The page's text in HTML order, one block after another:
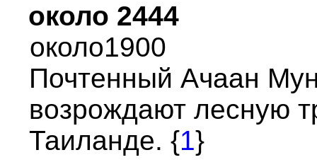
около 2444
около1900
Почтенный Ачаан
возpождают лесную
Таиланде. {1}